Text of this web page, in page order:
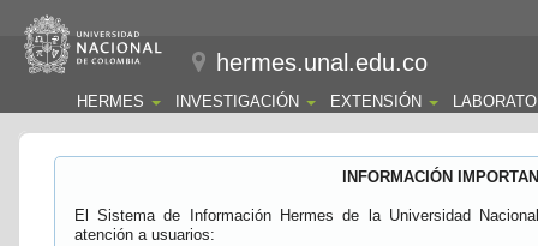
hermes.unal.edu.co
HERMES INVESTIGACIÓN EXTENSIÓN
INFORMACIÓN
El Sistema de Información Hermes de la Universidad
atención a usuarios: